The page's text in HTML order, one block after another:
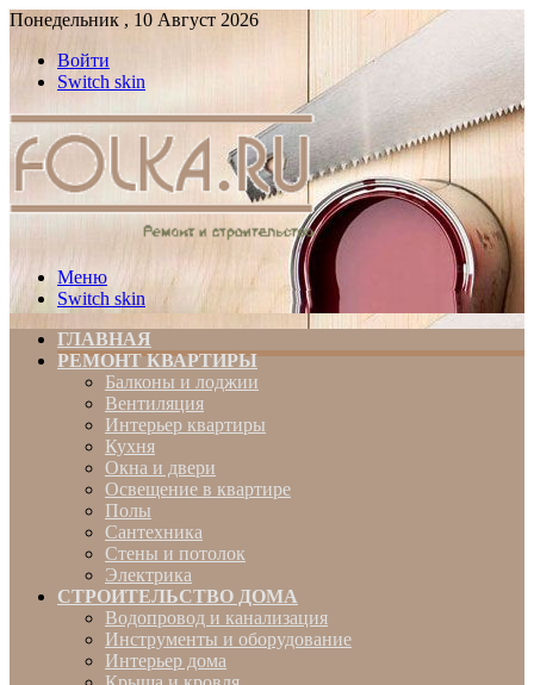
Понедельник , 10 Август 2026
Войти
Switch skin
Меню
Switch skin
ГЛАВНАЯ
РЕМОНТ КВАРТИРЫ
Балконы и лоджии
Вентиляция
Интерьер квартиры
Кухня
Окна и двери
Освещение в квартире
Полы
Сантехника
Стены и потолок
Электрика
СТРОИТЕЛЬСТВО ДОМА
Водопровод и канализация
Инструменты и оборудование
Интерьер дома